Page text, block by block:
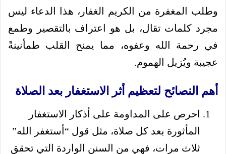
وطلب المغفرة من الكريم الغفار، هذا الدعاء ليس
مجرد كلمات تقال، بل هو اعتراف بالتقصير وطمع
في رحمة الله وعفوه، مما يمنح القلب طمأنينةً
عجيبة ويُزيل الهموم.
أهم النصائح لتعظيم أثر الاستغفار بعد الصلاة
احرص على المداومة على أذكار الاستغفار
المأثورة بعد كل صلاة، مثل قول “أستغفر الله”
ثلاث مرات، فهي من السنن الواردة التي تحقق